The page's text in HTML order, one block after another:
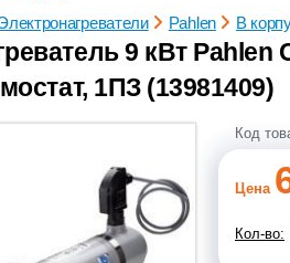
Pahlen В
9 кВт
1ПЗ (13981409)
Код
Цена
Кол-во: